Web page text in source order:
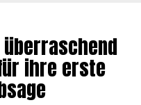
ihre erste